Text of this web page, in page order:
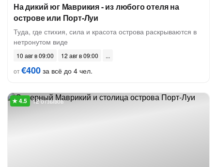
На дикий юг Маврикия - из любого отеля на
острове или Порт-Луи
Туда, где стихия, сила и красота острова раскрываются в
нетронутом виде
10 авг в 09:00
12 авг в 09:00
от€400 за всё до 4 чел.
12 отзывов